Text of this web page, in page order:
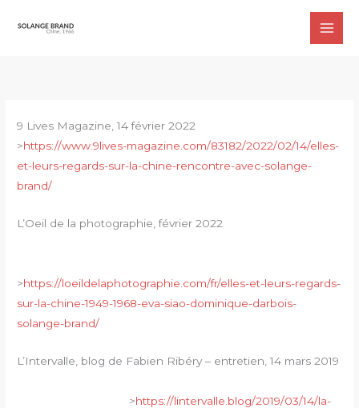
9 Lives Magazine, 14 février 2022
>https://www.9lives-magazine.com/83182/2022/02/14/elles-
et-leurs-regards-sur-la-chine-rencontre-avec-solange-
brand/
L’Oeil de la photographie, février 2022
>https://loeildelaphotographie.com/fr/elles-et-leurs-regards-
sur-la-chine-1949-1968-eva-siao-dominique-darbois-
solange-brand/
L’Intervalle, blog de Fabien Ribéry – entretien, 14 mars 2019
>https://lintervalle.blog/2019/03/14/la-